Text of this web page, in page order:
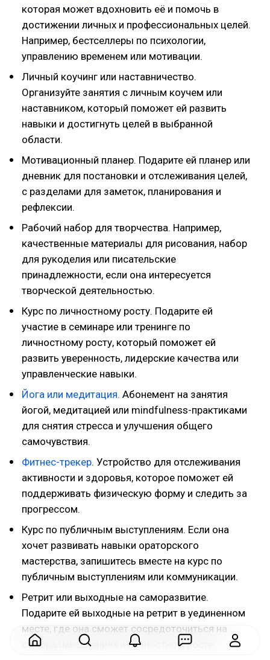
которая может вдохновить её и помочь в
достижении личных и профессиональных целей.
Например, бестселлеры по психологии,
управлению временем или мотивации.
Личный коучинг или наставничество.
Организуйте занятия с личным коучем или
наставником, который поможет ей развить
навыки и достигнуть целей в выбранной
области.
Мотивационный планер. Подарите ей планер или
дневник для постановки и отслеживания целей,
с разделами для заметок, планирования и
рефлексии.
Рабочий набор для творчества. Например,
качественные материалы для рисования, набор
для рукоделия или писательские
принадлежности, если она интересуется
творческой деятельностью.
Курс по личностному росту. Подарите ей
участие в семинаре или тренинге по
личностному росту, который поможет ей
развить уверенность, лидерские качества или
управленческие навыки.
Йога или медитация. Абонемент на занятия
йогой, медитацией или mindfulness-практиками
для снятия стресса и улучшения общего
самочувствия.
Фитнес-трекер. Устройство для отслеживания
активности и здоровья, которое поможет ей
поддерживать физическую форму и следить за
прогрессом.
Курс по публичным выступлениям. Если она
хочет развивать навыки ораторского
мастерства, запишитесь вместе на курс по
публичным выступлениям или коммуникации.
Ретрит или выходные на саморазвитие.
Подарите ей выходные на ретрит в уединенном
месте, где она сможет сосредоточиться на
саморазмышлениях и личностном росте.